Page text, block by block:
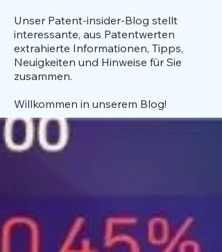
​Unser Patent-insider-Blog stellt
interessante, aus Patentwerten
extrahierte Informationen, Tipps,
Neuigkeiten und Hinweise für Sie
zusammen.
Willkommen in unserem Blog!